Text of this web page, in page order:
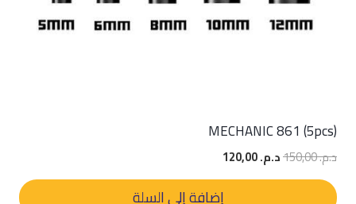
MECHANIC 861 (5pcs)
د.م.150,00
السعر
الأصلي
د.م.
الحالي
هو:
إضافة إلى السلة